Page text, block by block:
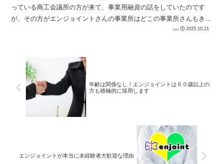
っている商工会議所の方が来て、事業用融資の話をしていたのです
が、その方がエンジョイントさんの事業所はどこの事業所さんもきれ
2025.10.21
年齢は関係なし！エンジョイントは６０歳以上の
方も積極的に採用します
エンジョイントが本当に未経験者大歓迎な理由